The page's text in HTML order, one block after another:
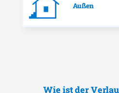
Außen
Wie ist der